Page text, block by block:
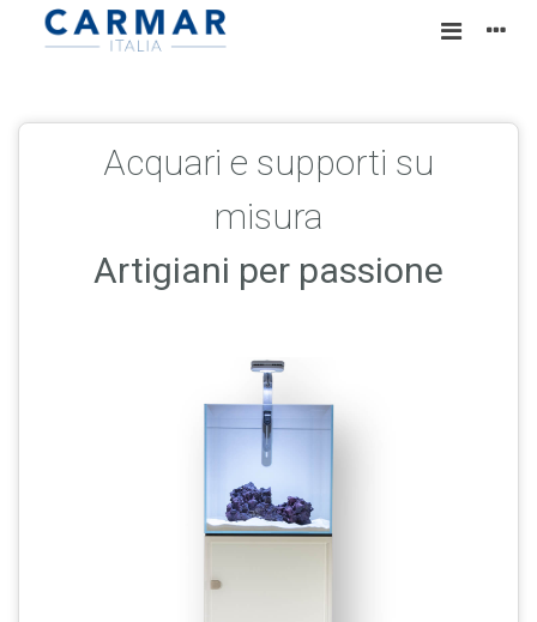
Acquari e supporti su
misura
Artigiani per passione